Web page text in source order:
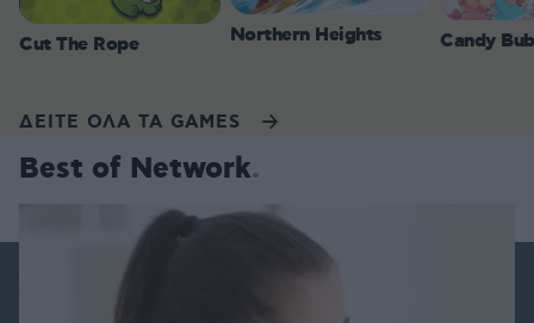
Cut The Rope Northern Heights Candy
ΔΕΙΤΕ ΟΛΑ ΤΑ GAMES
Best of Network